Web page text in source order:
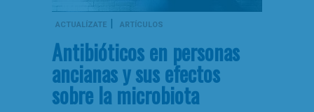
ACTUALÍZATE | ARTÍCULOS
Antibióticos en personas
ancianas y sus efectos
sobre la microbiota